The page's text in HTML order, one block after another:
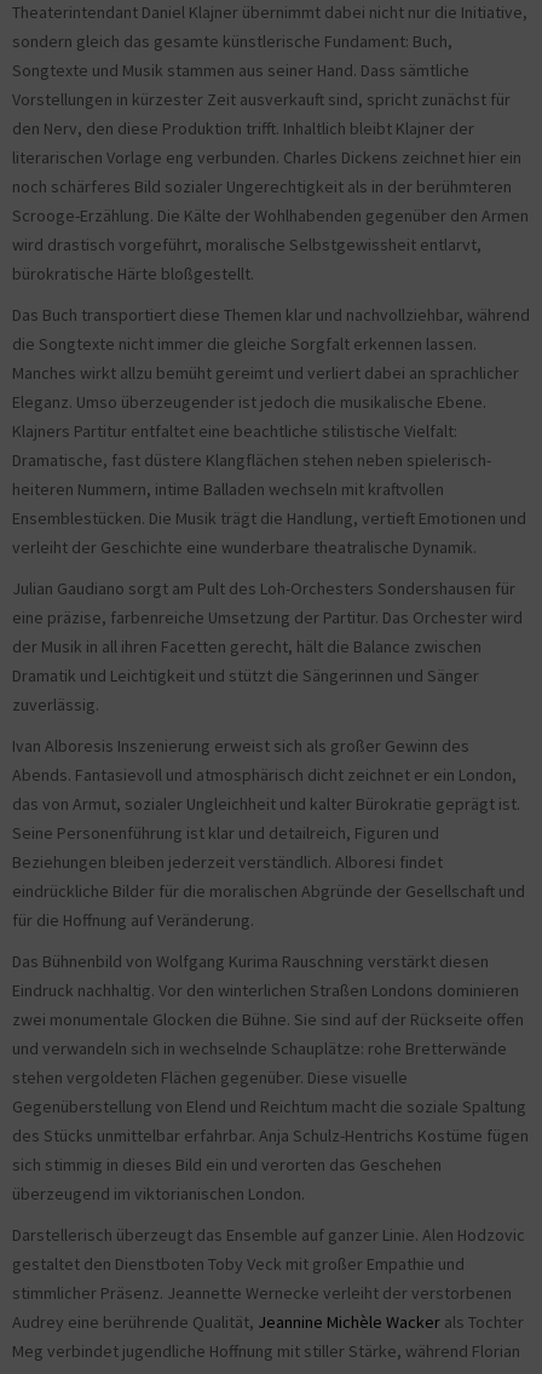
Theaterintendant Daniel Klajner übernimmt dabei nicht nur die Initiative,
sondern gleich das gesamte künstlerische Fundament: Buch,
Songtexte und Musik stammen aus seiner Hand. Dass sämtliche
Vorstellungen in kürzester Zeit ausverkauft sind, spricht zunächst für
den Nerv, den diese Produktion trifft. Inhaltlich bleibt Klajner der
literarischen Vorlage eng verbunden. Charles Dickens zeichnet hier ein
noch schärferes Bild sozialer Ungerechtigkeit als in der berühmteren
Scrooge-Erzählung. Die Kälte der Wohlhabenden gegenüber den Armen
wird drastisch vorgeführt, moralische Selbstgewissheit entlarvt,
bürokratische Härte bloßgestellt.
Das Buch transportiert diese Themen klar und nachvollziehbar, während
die Songtexte nicht immer die gleiche Sorgfalt erkennen lassen.
Manches wirkt allzu bemüht gereimt und verliert dabei an sprachlicher
Eleganz. Umso überzeugender ist jedoch die musikalische Ebene.
Klajners Partitur entfaltet eine beachtliche stilistische Vielfalt:
Dramatische, fast düstere Klangflächen stehen neben spielerisch-
heiteren Nummern, intime Balladen wechseln mit kraftvollen
Ensemblestücken. Die Musik trägt die Handlung, vertieft Emotionen und
verleiht der Geschichte eine wunderbare theatralische Dynamik.
Julian Gaudiano sorgt am Pult des Loh-Orchesters Sondershausen für
eine präzise, farbenreiche Umsetzung der Partitur. Das Orchester wird
der Musik in all ihren Facetten gerecht, hält die Balance zwischen
Dramatik und Leichtigkeit und stützt die Sängerinnen und Sänger
zuverlässig.
Ivan Alboresis Inszenierung erweist sich als großer Gewinn des
Abends. Fantasievoll und atmosphärisch dicht zeichnet er ein London,
das von Armut, sozialer Ungleichheit und kalter Bürokratie geprägt ist.
Seine Personenführung ist klar und detailreich, Figuren und
Beziehungen bleiben jederzeit verständlich. Alboresi findet
eindrückliche Bilder für die moralischen Abgründe der Gesellschaft und
für die Hoffnung auf Veränderung.
Das Bühnenbild von Wolfgang Kurima Rauschning verstärkt diesen
Eindruck nachhaltig. Vor den winterlichen Straßen Londons dominieren
zwei monumentale Glocken die Bühne. Sie sind auf der Rückseite offen
und verwandeln sich in wechselnde Schauplätze: rohe Bretterwände
stehen vergoldeten Flächen gegenüber. Diese visuelle
Gegenüberstellung von Elend und Reichtum macht die soziale Spaltung
des Stücks unmittelbar erfahrbar. Anja Schulz-Hentrichs Kostüme fügen
sich stimmig in dieses Bild ein und verorten das Geschehen
überzeugend im viktorianischen London.
Darstellerisch überzeugt das Ensemble auf ganzer Linie. Alen Hodzovic
gestaltet den Dienstboten Toby Veck mit großer Empathie und
stimmlicher Präsenz. Jeannette Wernecke verleiht der verstorbenen
Audrey eine berührende Qualität, Jeannine Michèle Wacker als Tochter
Meg verbindet jugendliche Hoffnung mit stiller Stärke, während Florian